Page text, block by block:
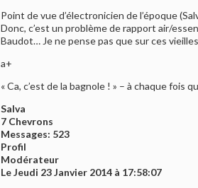
Point de vue d’électronicien de l’époque
Donc, c’est un problème de rapport air/
Baudot… Je ne pense pas que sur ces
a+
« Ca, c’est de la bagnole ! » – à chaque fois
Salva
7 Chevrons
Messages: 523
Profil
Modérateur
Le Jeudi 23 Janvier 2014 à 17:58:07